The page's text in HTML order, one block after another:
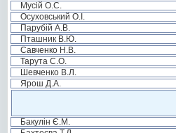
Мусій О.С.
Осуховський О.І.
Парубій А.В.
Пташник В.Ю.
Савченко Н.В.
Тарута С.О.
Шевченко В.Л.
Ярош Д.А.
Бакулін Є.М.